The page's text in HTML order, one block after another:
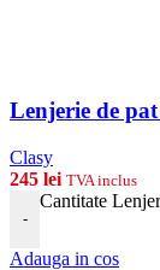
Lenjerie de
Clasy
245 lei TVA inclus
-
Cantitate
Adauga in cos